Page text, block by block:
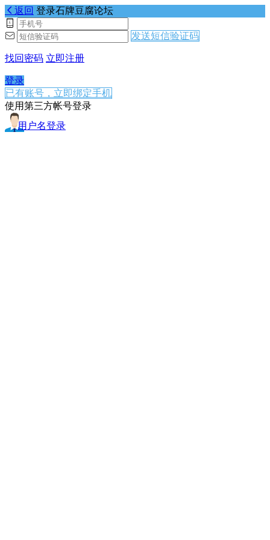
返回 登录石牌豆腐论坛
发送短信验证码
找回密码 立即注册
登录
已有账号，立即绑定手机
使用第三方帐号登录
用户名登录